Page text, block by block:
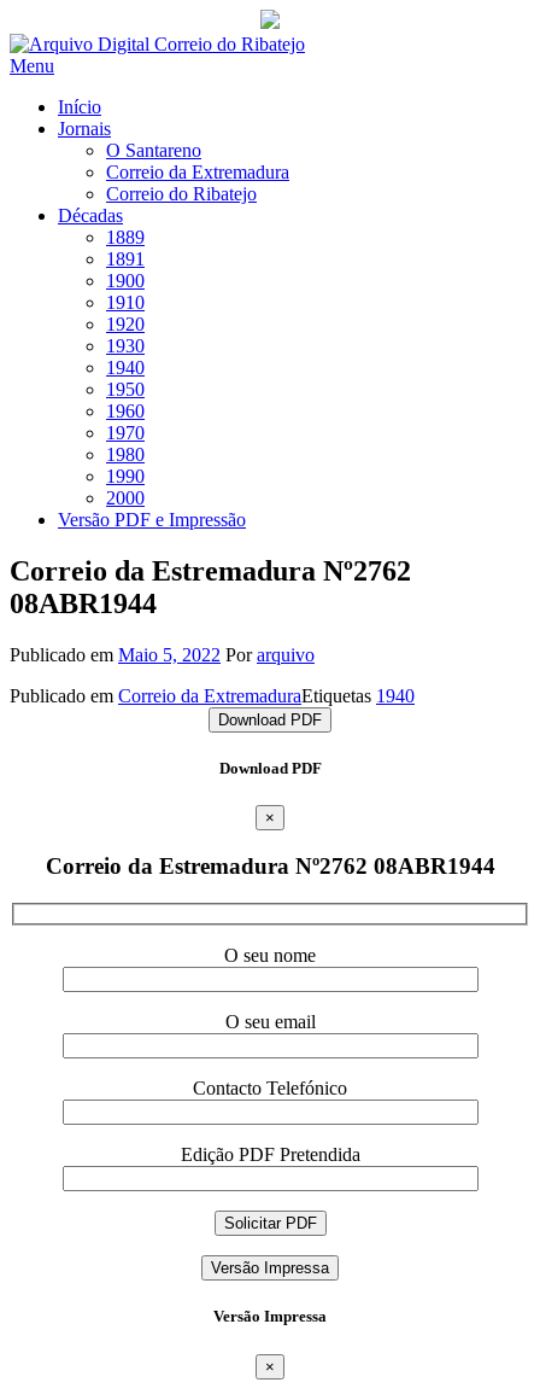
Saltar
para
Menu
Início
Jornais
O Santareno
Correio da Extremadura
Correio do Ribatejo
Décadas
1889
1891
1900
1910
1920
1930
1940
1950
1960
1970
1980
1990
2000
Versão PDF e Impressão
Correio da Estremadura Nº2762
08ABR1944
Publicado em Maio 5, 2022 Porarquivo
Publicado em Correio da ExtremaduraEtiquetas 1940
Download PDF
Download PDF
×
Correio da Estremadura Nº2762 08ABR1944
O seu nome
O seu email
Contacto Telefónico
Edição PDF Pretendida
Versão Impressa
Versão Impressa
×